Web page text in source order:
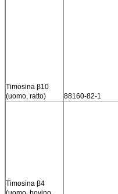
Timosina β10
(uomo, ratto)
88160-82-1
Timosina β4